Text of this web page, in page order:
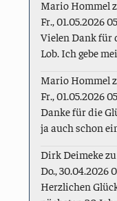
Mario Hommel
Fr., 01.05.2026
Vielen Dank für
Lob. Ich gebe
Mario Hommel
Fr., 01.05.2026
Danke für die
ja auch schon
Dirk Deimeke
Do., 30.04.2026
Herzlichen